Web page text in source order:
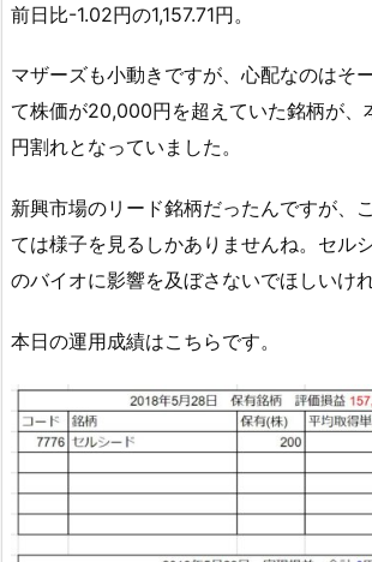
前日比-1.02円の1,157.71円。
マザーズも小動きですが、心配なのはそ
て株価が20,000円を超えていた銘柄が、
円割れとなっていました。
新興市場のリード銘柄だったんですが、
ては様子を見るしかありませんね。セル
のバイオに影響を及ぼさないでほしいけ
本日の運用成績はこちらです。